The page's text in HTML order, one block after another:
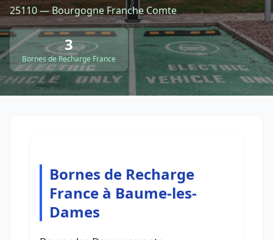
25110 — Bourgogne Franche Comte
3
Bornes de Recharge France
Bornes de Recharge
France à Baume-les-
Dames